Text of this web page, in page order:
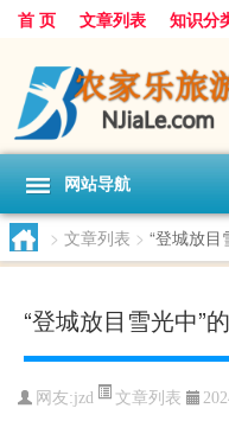
首 页 文章列表 知识分
网站导航
> 文章列表 > “登城放目
“登城放目雪光中”
网友:jzd 文章列表